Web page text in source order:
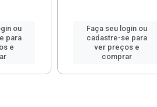
ou
para
e
Faça seu login ou
cadastre-se para
ver preços e
comprar